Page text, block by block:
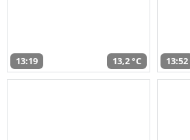
13:19 13,2 °C 13:52